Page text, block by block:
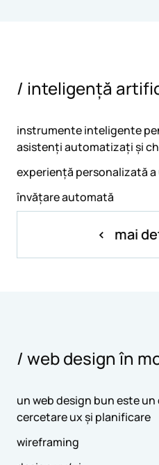
/ inteligență
instrumente inteligente
asistenți automatizați și
experiență personalizată
învățare automată
mai
/ web design în
un web design bun este
cercetare ux și planificare
wireframing